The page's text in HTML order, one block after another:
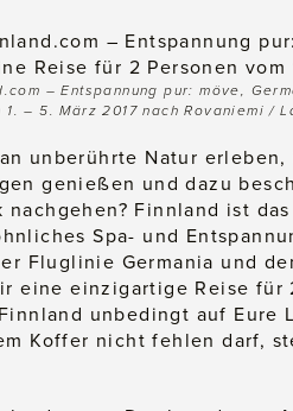
– Entspannung pur: möve,
1. – 5. März 2017 nach Rovaniemi /
unberührte Natur
genießen und dazu
nachgehen? Finnland ist
Spa- und
Fluglinie Germania und
eine einzigartige Reise für
unbedingt auf
Koffer nicht fehlen darf,